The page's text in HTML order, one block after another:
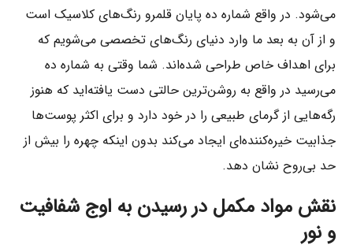
می‌شود. در واقع شماره ده پایان قلمرو رنگ‌های کلاسیک است
و از آن به بعد ما وارد دنیای رنگ‌های تخصصی می‌شویم که
برای اهداف خاص طراحی شده‌اند. شما وقتی به شماره ده
می‌رسید در واقع به روشن‌ترین حالتی دست یافته‌اید که هنوز
رگه‌هایی از گرمای طبیعی را در خود دارد و برای اکثر پوست‌ها
جذابیت خیره‌کننده‌ای ایجاد می‌کند بدون اینکه چهره را بیش از
حد بی‌روح نشان دهد.
نقش مواد مکمل در رسیدن به اوج شفافیت
و نور